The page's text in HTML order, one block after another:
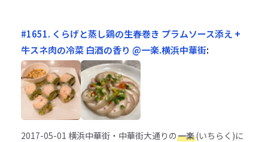
#1651. くらげと蒸し鶏の生春巻き プラムソース添え +
牛スネ肉の冷菜 白酒の香り @一楽.横浜中華街:
2017-05-01 横浜中華街・中華街大通りの一楽(いちらく)に